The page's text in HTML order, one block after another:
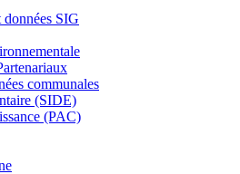
SIG
communales
(SIDE)
(PAC)